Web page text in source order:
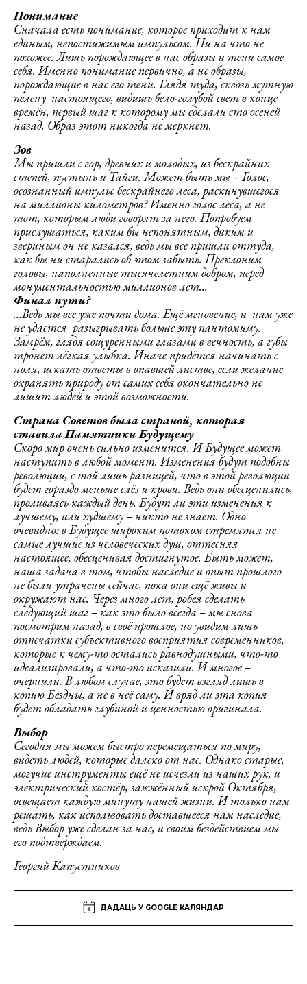
Понимание
Сначала есть понимание, которое приходит к нам
единым, непостижимым импульсом. Ни на что не
похожее.Лишь порождающее в нас образы и тени самое
себя. Именно понимание первично, а не образы,
порождающие в нас его тени. Глядя туда, сквозь мутную
пелену настоящего, видишь бело-голубой свет в конце
времён, первый шаг к которому мы сделали сто осеней
назад. Образ этот никогда не меркнет.
Зов
Мы пришли с гор, древних и молодых, из бескрайних
степей, пустынь и Тайги. Может быть мы – Голос,
осознанный импульс бескрайнего леса, раскинувшегося
на миллионы километров? Именно голос леса, а не
тот, которым люди говорят за него. Попробуем
прислушаться, каким бы непонятным, диким и
звериным он не казался, ведь мы все пришли оттуда,
как бы ни старались об этом забыть. Преклоним
головы, наполненные тысячелетним добром, перед
монументальностью миллионов лет…
Финал пути?
…Ведь мы все уже почти дома. Ещё мгновение, и нам уже
не удастся разыгрывать больше эту пантомиму.
Замрём, глядя сощуренными глазами в вечность, а губы
тронет лёгкая улыбка. Иначе придётся начинать с
ноля, искать ответы в опавшей листве, если желание
охранять природу от самих себя окончательно не
лишит людей и этой возможности.
Страна Советов была страной, которая
ставила Памятники Будущему
Скоро мир очень сильно изменится. И Будущее может
наступить в любой момент. Изменения будут подобны
революции, с той лишь разницей, что в этой революции
будет гораздо меньше слёз и крови. Ведь они обесценились,
проливаясь каждый день. Будут ли эти изменения к
лучшему, или худшему – никто не знает. Одно
очевидно: в Будущее широким потоком стремятся не
самые лучшие из человеческих душ, оттесняя
настоящее, обесценивая достигнутое. Быть может,
наша задача в том, чтобы наследие и опыт прошлого
не были утрачены сейчас, пока они ещё живы и
окружают нас. Через много лет, робея сделать
следующий шаг – как это было всегда – мы снова
посмотрим назад, в своё прошлое, но увидим лишь
отпечатки субъективного восприятия современников,
которые к чему-то остались равнодушными, что-то
идеализировали, а что-то исказили. И многое –
очернили. В любом случае, это будет взгляд лишь в
копию Бездны, а не в неё саму. И вряд ли эта копия
будет обладать глубиной и ценностью оригинала.
Выбор
Сегодня мы можем быстро перемещаться по миру,
видеть людей, которые далеко от нас. Однако старые,
могучие инструменты ещё не исчезли из наших рук, и
электрический костёр, зажжённый искрой Октября,
освещает каждую минуту нашей жизни. И только нам
решать, как использовать доставшееся нам наследие,
ведь Выбор уже сделан за нас, и своим бездействием мы
его подтверждаем.
Георгий Капустников
ДАДАЦЬ У GOOGLE КАЛЯНДАР